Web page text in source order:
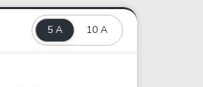
5 A 10 A